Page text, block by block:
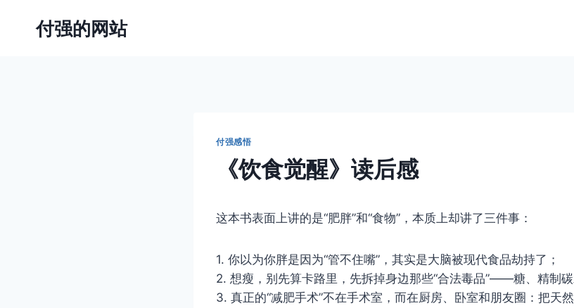
付强的网站
付强感悟
《饮食觉醒》读后感
这本书表面上讲的是“肥胖”和“食物”，本质上却讲了三件事：
1. 你以为你胖是因为“管不住嘴”，其实是大脑被现代食品劫持了；
2. 想瘦，别先算卡路里，先拆掉身边那些“合法毒品”——糖、精制碳
3. 真正的“减肥手术”不在手术室，而在厨房、卧室和朋友圈：把天